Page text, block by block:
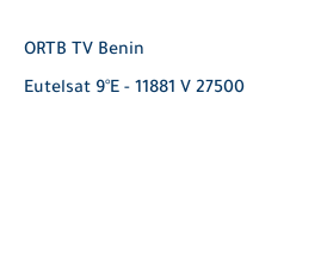
ORTB TV Benin
Eutelsat 9°E - 11881 V 27500